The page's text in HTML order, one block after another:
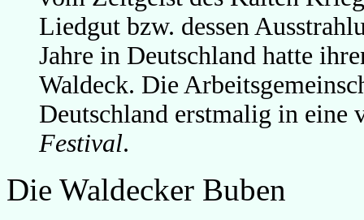
Liedgut bzw. dessen
Jahre in Deutschland hatte
Waldeck. Die
Deutschland erstmalig in eine
Festival.
Die Waldecker Buben